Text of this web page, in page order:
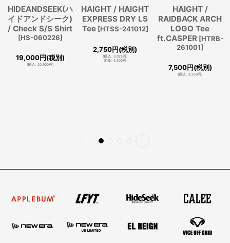
HIDEANDSEEK(ハ
イドアンドシーク)
/ Check S/S Shirt
[HS-060226]
19,000円(税別)
(税込: 20,900円)
HAIGHT / HAIGHT
EXPRESS DRY LS
Tee [HTSS-241012]
2,750円(税別)
(税込: 3,025円)
定価 : 5,500円
HAIGHT /
RAIDBACK ARCH
LOGO Tee
ft.CASPER [HTRB-
261001]
7,500円(税別)
(税込: 8,250円)